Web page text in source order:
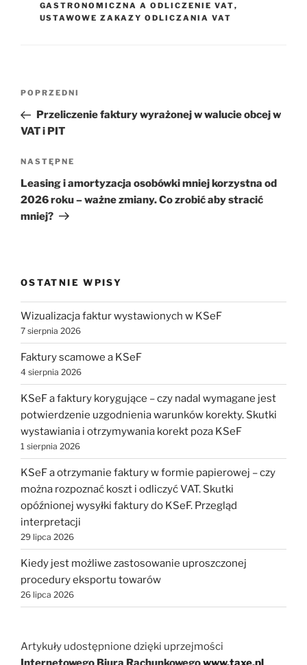
GASTRONOMICZNA A ODLICZENIE VAT,
USTAWOWE ZAKAZY ODLICZANIA VAT
Nawigacja
Poprzedni
wpis
POPRZEDNI
Przeliczenie faktury wyrażonej w walucie obcej w
VAT i PIT
Następny
wpis
NASTĘPNE
Leasing i amortyzacja osobówki mniej korzystna od
2026 roku – ważne zmiany. Co zrobić aby stracić
mniej?
OSTATNIE WPISY
Wizualizacja faktur wystawionych w KSeF
7 sierpnia 2026
Faktury scamowe a KSeF
4 sierpnia 2026
KSeF a faktury korygujące – czy nadal wymagane jest
potwierdzenie uzgodnienia warunków korekty. Skutki
wystawiania i otrzymywania korekt poza KSeF
1 sierpnia 2026
KSeF a otrzymanie faktury w formie papierowej – czy
można rozpoznać koszt i odliczyć VAT. Skutki
opóźnionej wysyłki faktury do KSeF. Przegląd
interpretacji
29 lipca 2026
Kiedy jest możliwe zastosowanie uproszczonej
procedury eksportu towarów
26 lipca 2026
Artykuły udostępnione dzięki uprzejmości